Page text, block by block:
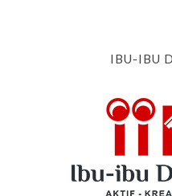
IBU-IBU